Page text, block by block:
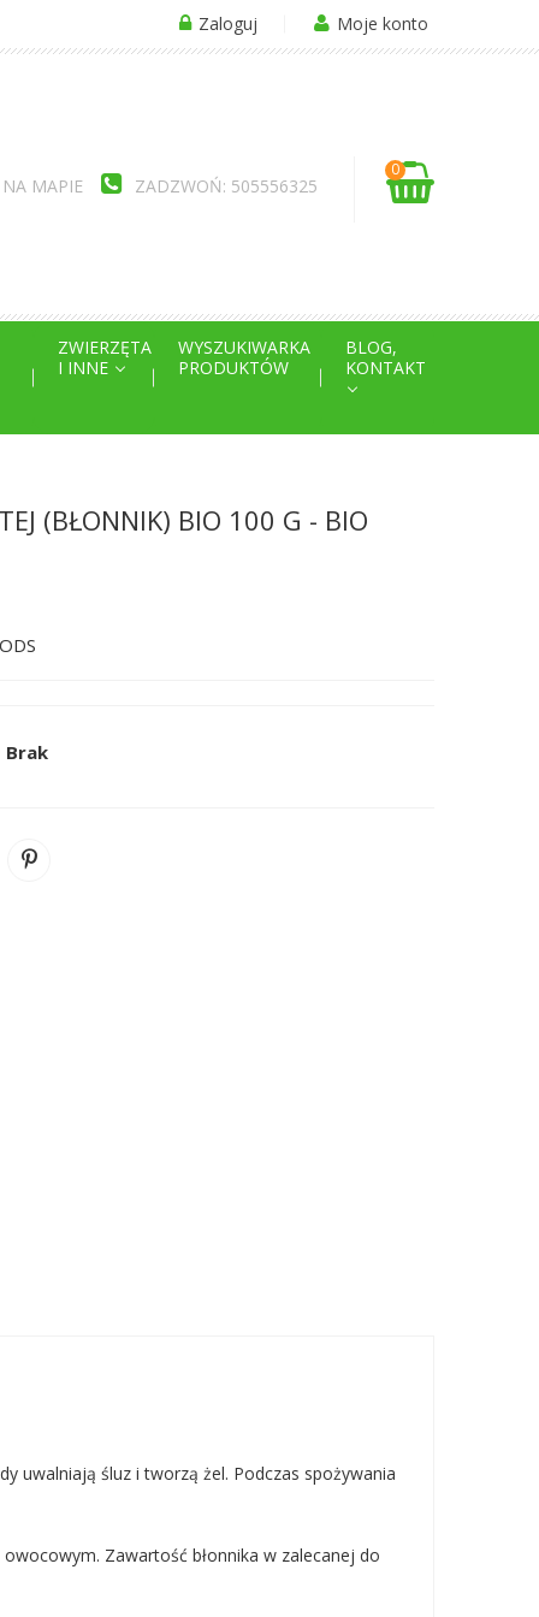
Zaloguj Moje konto
MAPIE ZADZWOŃ: 505556325
0
ZWIERZĘTA
I INNE
WYSZUKIWARKA
PRODUKTÓW
BLOG,
KONTAKT
(BŁONNIK) BIO 100 G - BIO
Brak
uwalniają śluz i tworzą żel. Podczas spożywania
Zawartość błonnika w zalecanej do